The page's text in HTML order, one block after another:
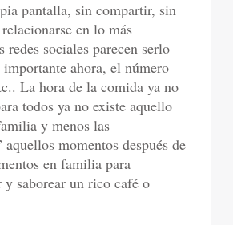
pantalla, sin compartir, sin
en lo más
sociales parecen serlo
ahora, el número
La hora de la comida ya no
todos ya no existe aquello
y menos las
aquellos momentos después de
en familia para
y saborear un rico café o